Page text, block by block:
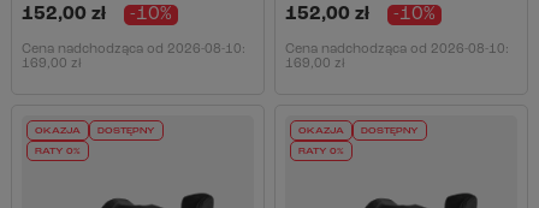
152,00 zł -10%
Cena nadchodząca od 2026-08-10:
169,00 zł
152,00 zł -10%
Cena nadchodząca od 2026-08-10:
169,00 zł
OKAZJA DOSTĘPNY
RATY 0%
OKAZJA DOSTĘPNY
RATY 0%